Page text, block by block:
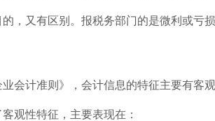
，又有区别。报税务部门的是微利或亏
会计准则》，会计信息的特征主要有客
观性特征，主要表现在：